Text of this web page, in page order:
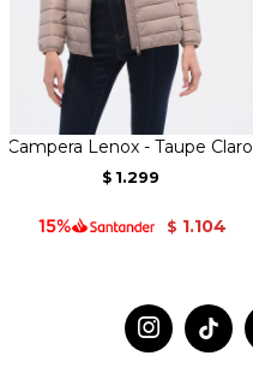
Campera Lenox - Taupe Claro
$ 1.299
$ 1.104
